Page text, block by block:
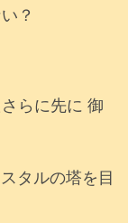
？
らに先に 御
タルの塔を目